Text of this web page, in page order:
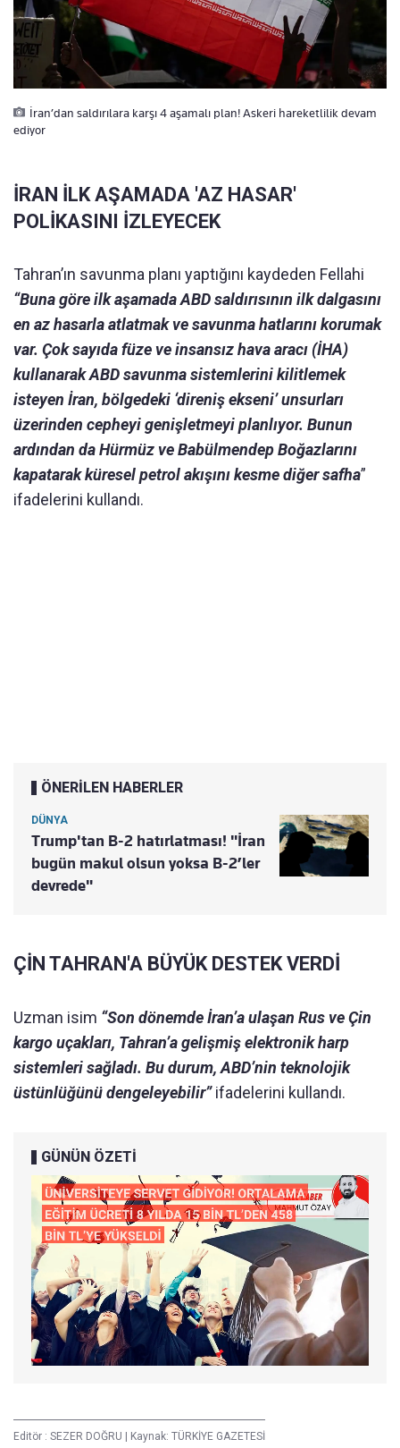
İran’dan saldırılara karşı 4 aşamalı plan! Askeri hareketlilik devam
ediyor
İRAN İLK AŞAMADA 'AZ HASAR'
POLİKASINI İZLEYECEK
Tahran’ın savunma planı yaptığını kaydeden Fellahi
“Buna göre ilk aşamada ABD saldırısının ilk dalgasını
en az hasarla atlatmak ve savunma hatlarını korumak
var. Çok sayıda füze ve insansız hava aracı (İHA)
kullanarak ABD savunma sistemlerini kilitlemek
isteyen İran, bölgedeki ‘direniş ekseni’ unsurları
üzerinden cepheyi genişletmeyi planlıyor. Bunun
ardından da Hürmüz ve Babülmendep Boğazlarını
kapatarak küresel petrol akışını kesme diğer safha”
ifadelerini kullandı.
ÖNERİLEN HABERLER
DÜNYA
Trump'tan B-2 hatırlatması! "İran
bugün makul olsun yoksa B-2’ler
devrede"
ÇİN TAHRAN'A BÜYÜK DESTEK VERDİ
Uzman isim “Son dönemde İran’a ulaşan Rus ve Çin
kargo uçakları, Tahran’a gelişmiş elektronik harp
sistemleri sağladı. Bu durum, ABD’nin teknolojik
üstünlüğünü dengeleyebilir”ifadelerini kullandı.
GÜNÜN ÖZETİ
Editör : SEZER DOĞRU | Kaynak: TÜRKİYE GAZETESİ